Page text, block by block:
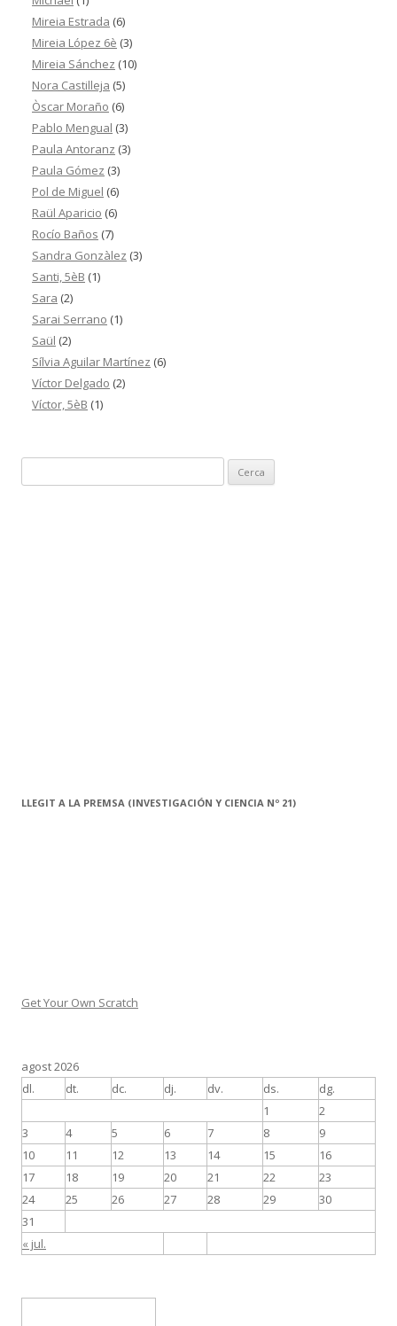
Mireia Estrada (6)
Mireia López 6è (3)
Mireia Sánchez (10)
Nora Castilleja (5)
Òscar Moraño (6)
Pablo Mengual (3)
Paula Antoranz (3)
Paula Gómez (3)
Pol de Miguel (6)
Raül Aparicio (6)
Rocío Baños (7)
Sandra Gonzàlez (3)
Santi, 5èB (1)
Sara (2)
Sarai Serrano (1)
Saül (2)
Sílvia Aguilar Martínez (6)
Víctor Delgado (2)
Víctor, 5èB (1)
e
LLEGIT A LA PREMSA (INVESTIGACIÓN Y CIENCIA Nº 21)
Get Your Own Scratch
agost 2026
dl.
dt. dc. dj. dv. ds. dg.
« jul.
1
2
3
4 5 6 7 8
9
10
11 12 13 14 15
16
17
18 19 20 21 22
23
24
25 26 27 28 29
30
31